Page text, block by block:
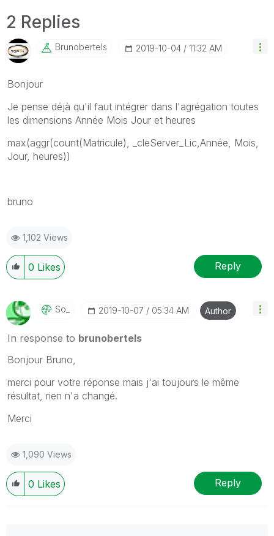
2 Replies
Brunobertels ‎2019-10-04 11:32 AM
Bonjour
Je pense déjà qu'il faut intégrer dans l'agrégation toutes
les dimensions Année Mois Jour et heures
max(aggr(count(Matricule), _cleServer_Lic,Année, Mois,
Jour, heures))
bruno
1,102 Views
0 Likes Reply
So_ ‎2019-10-07 05:34 AM Author
In response to brunobertels
Bonjour Bruno,
merci pour votre réponse mais j'ai toujours le même
résultat, rien n'a changé.
Merci
1,090 Views
0 Likes Reply